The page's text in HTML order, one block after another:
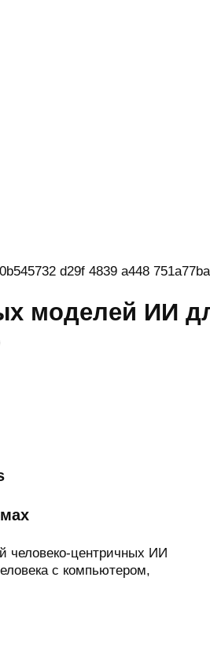
моделей ИИ
человеко-центричных ИИ
с компьютером,